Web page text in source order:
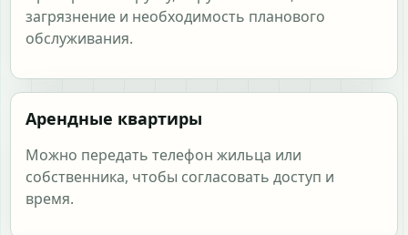
загрязнение и необходимость планового
обслуживания.
Арендные квартиры
Можно передать телефон жильца или
собственника, чтобы согласовать доступ и
время.